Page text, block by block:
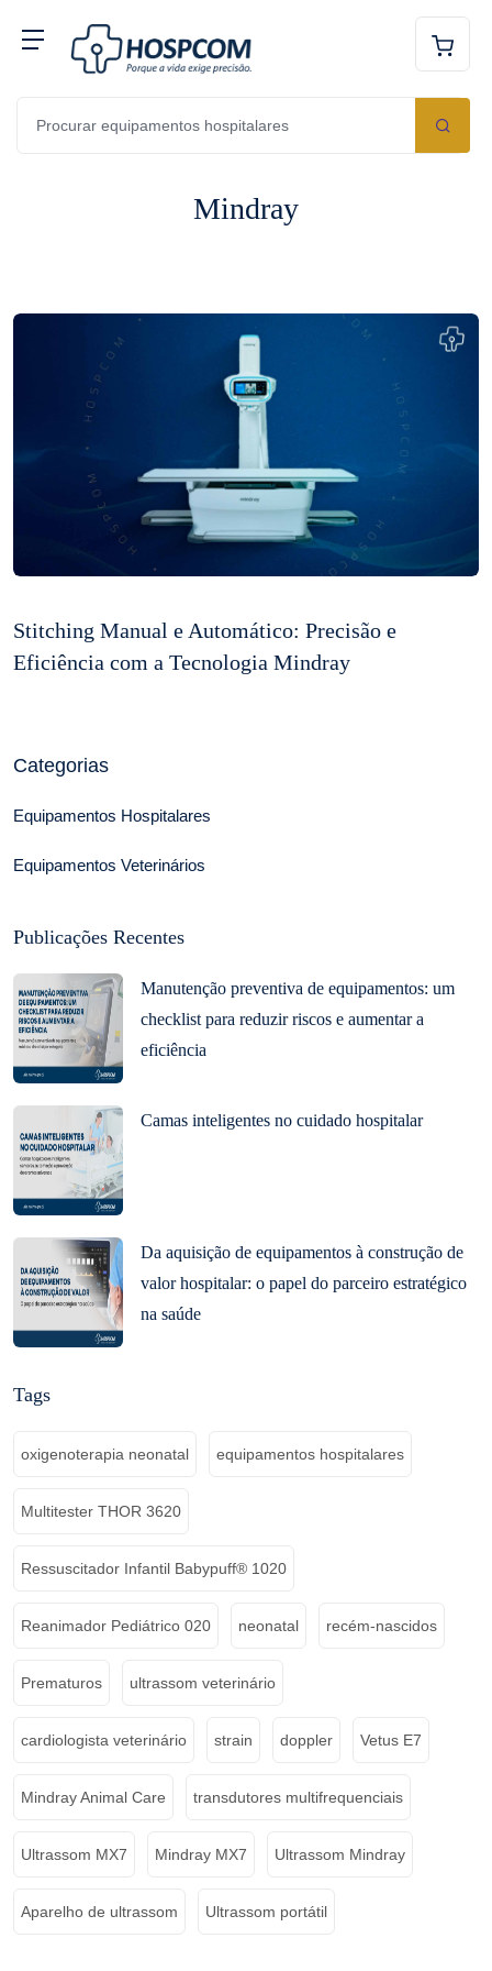
Mindray
Stitching Manual e Automático: Precisão e
Eficiência com a Tecnologia Mindray
Categorias
Equipamentos Hospitalares
Equipamentos Veterinários
Publicações Recentes
Manutenção preventiva de equipamentos: um
checklist para reduzir riscos e aumentar a
eficiência
Camas inteligentes no cuidado hospitalar
Da aquisição de equipamentos à construção de
valor hospitalar: o papel do parceiro estratégico
na saúde
Tags
oxigenoterapia neonatal equipamentos hospitalares
Multitester THOR 3620
Ressuscitador Infantil Babypuff® 1020
Reanimador Pediátrico 020 neonatal recém-nascidos
Prematuros ultrassom veterinário
cardiologista veterinário strain doppler Vetus E7
Mindray Animal Care transdutores multifrequenciais
Ultrassom MX7 Mindray MX7 Ultrassom Mindray
Aparelho de ultrassom Ultrassom portátil